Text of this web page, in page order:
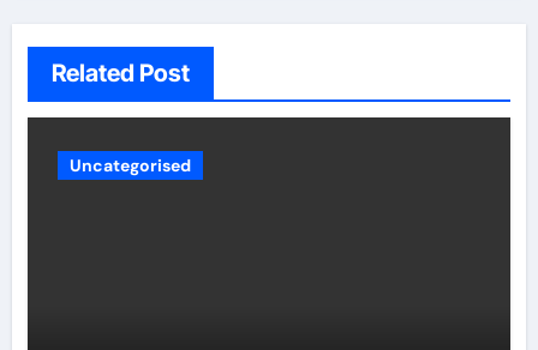
Related Post
Uncategorised